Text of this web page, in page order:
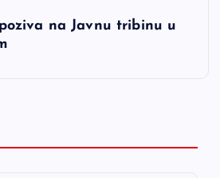
na Javnu tribinu u